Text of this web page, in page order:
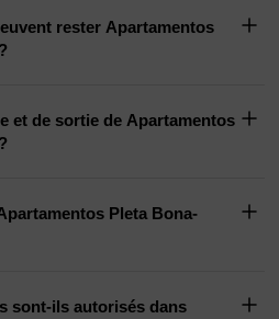
rester Apartamentos
de Apartamentos
Pleta Bona-
sont-ils autorisés dans